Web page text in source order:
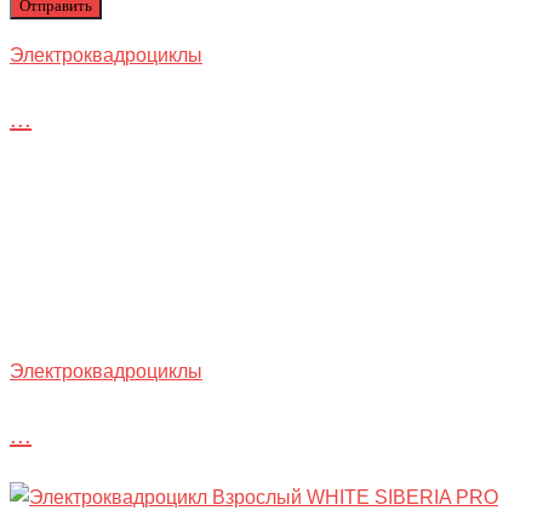
Электроквадроциклы
...
Электроквадроциклы
...